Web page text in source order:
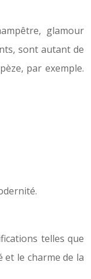
glamour
sont autant de
par exemple.
telles que
et le charme de la